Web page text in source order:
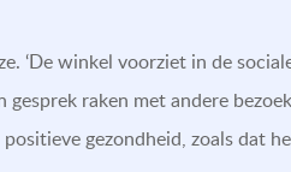
‘De winkel voorziet in de
raken met andere
gezondheid, zoals dat